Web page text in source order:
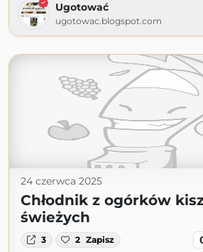
Ugotować
ugotowac.blogspot.com
24 czerwca 2025
Chłodnik z ogórków
świeżych
3 2 Zapisz